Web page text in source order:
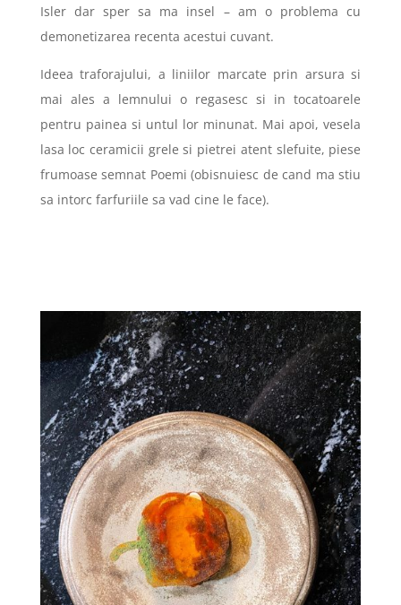
Isler dar sper sa ma insel – am o problema cu
demonetizarea recenta acestui cuvant.
Ideea traforajului, a liniilor marcate prin arsura si
mai ales a lemnului o regasesc si in tocatoarele
pentru painea si untul lor minunat. Mai apoi, vesela
lasa loc ceramicii grele si pietrei atent slefuite, piese
frumoase semnat Poemi (obisnuiesc de cand ma stiu
sa intorc farfuriile sa vad cine le face).